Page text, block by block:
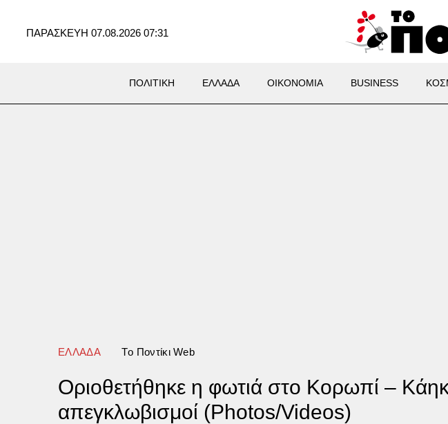
ΠΑΡΑΣΚΕΥΗ 07.08.2026 07:31
ΠΟΛΙΤΙΚΗ ΕΛΛΑΔΑ ΟΙΚΟΝΟΜΙΑ BUSINESS
ΕΛΛΑΔΑ Tο Ποντίκι Web
Οριοθετήθηκε η φωτιά στο Κορωπί –
απεγκλωβισμοί (Photos/Videos)